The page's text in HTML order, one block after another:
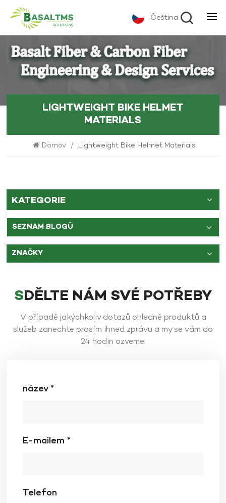
Čeština
LIGHTWEIGHT BIKE HELMET
MATERIALS
Domov / Lightweight Bike Helmet Materials
KATEGORIE
SEZNAM BLOGŮ
ZNAČKY
SDĚLTE NÁM SVÉ POTŘEBY
V případě jakýchkoliv dotazů ohledně produktů a
služeb zanechte prosím ihned zprávu a my se vám do
24 hodin ozveme.
název *
E-mailem *
Telefon